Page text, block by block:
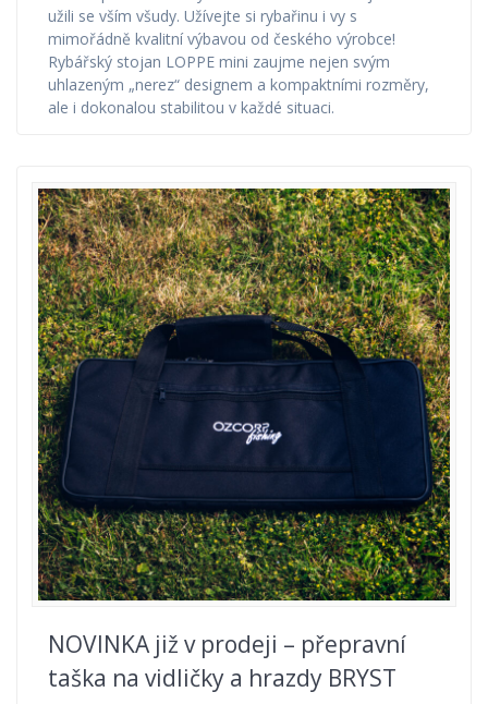
užili se vším všudy. Užívejte si rybařinu i vy s
mimořádně kvalitní výbavou od českého výrobce!
Rybářský stojan LOPPE mini zaujme nejen svým
uhlazeným „nerez“ designem a kompaktními rozměry,
ale i dokonalou stabilitou v každé situaci.
NOVINKA již v prodeji – přepravní
taška na vidličky a hrazdy BRYST